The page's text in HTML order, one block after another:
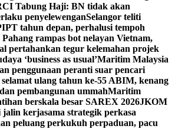
Tabung Haji: BN tidak akan
penyelewenganSelangor teliti
tahun depan, perhalusi tempoh
rampas bot nelayan Vietnam,
pertahankan tegur kelemahan projek
‘business as usual’Maritim Malaysia
penggunaan peranti suar pencari
ulang tahun ke-55 ABIM, kenang
pembangunan ummahMaritim
berskala besar SAREX 2026JKOM
kerjasama strategik perkasa
peluang perkukuh perpaduan, pacu